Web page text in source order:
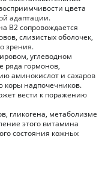
цвета
адаптации.
В2 сопровождается
слизистых оболочек,
зрения.
углеводном
ряда гормонов,
аминокислот и сахаров
коры надпочечников.
вести к поражению
гликогена, метаболизме
этого витамина
состояния кожных